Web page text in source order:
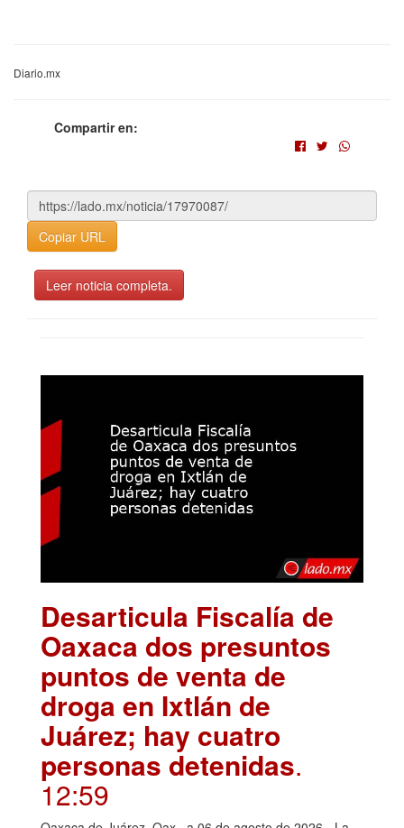
Diario.mx
Compartir en:
Copiar URL
Leer noticia completa.
Desarticula Fiscalía de
Oaxaca dos presuntos
puntos de venta de
droga en Ixtlán de
Juárez; hay cuatro
personas detenidas.
12:59